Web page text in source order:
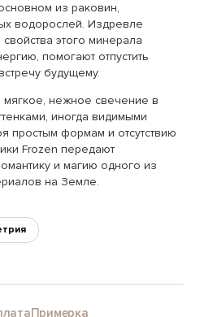
из раковин,
водорослей. Издревле
свойства этого минерала
помогают отпустить
будущему.
мягкое, нежное свечение в
иногда видимыми
простым формам и отсутствию
Frozen передают
и магию одного из
на Земле.
Примерка